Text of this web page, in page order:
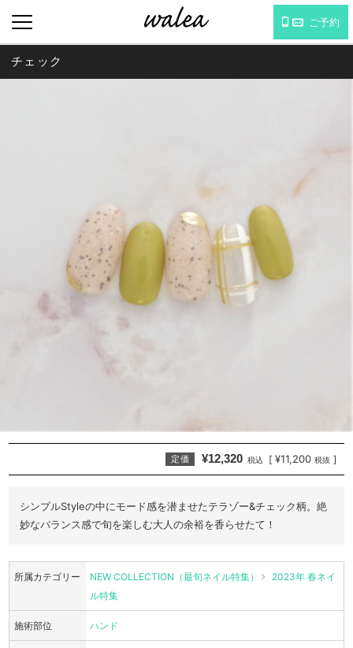
ご予約
チェック
定価 ¥12,320 税込 [ ¥11,200 税抜 ]
シンプルStyleの中にモード感を潜ませたテラゾー&チェック柄。絶
妙なバランス感で旬を楽しむ大人の余裕を香らせたて！
所属カテゴリー NEW COLLECTION（最旬ネイル特集）
2023年 春ネイ
ル特集
施術部位 ハンド